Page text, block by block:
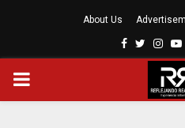
About Us
Facebook
Twitter
MENÚ